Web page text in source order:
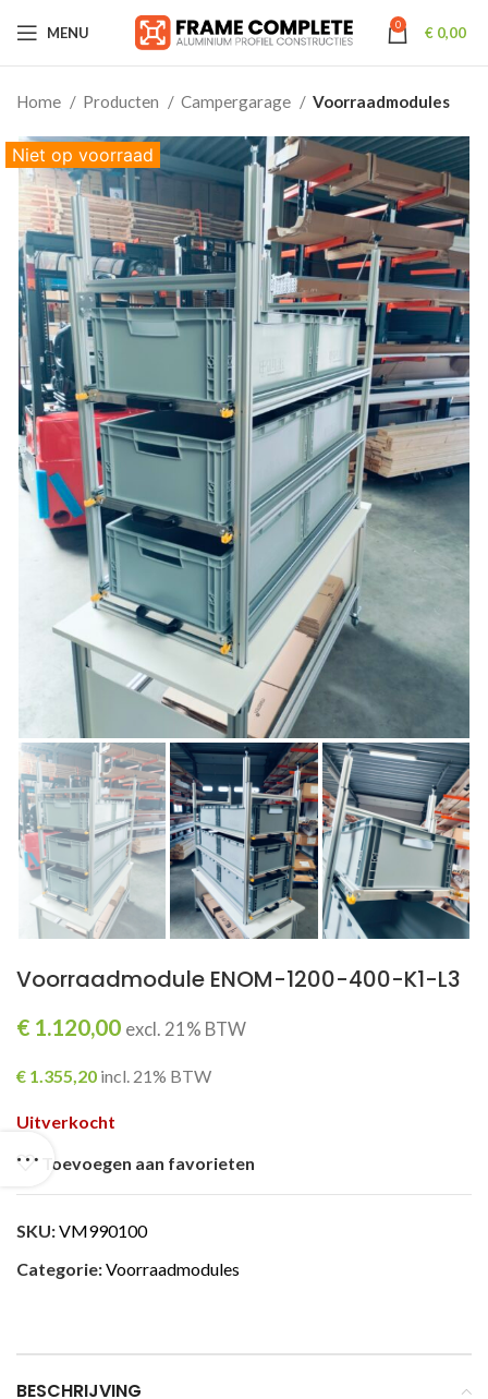
MENU 0 € 0,00
Home Producten Campergarage Voorraadmodules
Niet op voorraad
Voorraadmodule ENOM-1200-400-K1-L3
€ 1.120,00 excl. 21% BTW
€ 1.355,20 incl. 21% BTW
Uitverkocht
Toevoegen aan favorieten
SKU:VM990100
Categorie:Voorraadmodules
BESCHRIJVING